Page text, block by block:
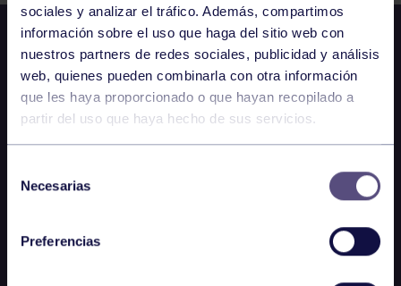
sociales y analizar el tráfico. Además, compartimos
información sobre el uso que haga del sitio web con
nuestros partners de redes sociales, publicidad y análisis
web, quienes pueden combinarla con otra información
que les haya proporcionado o que hayan recopilado a
partir del uso que haya hecho de sus servicios.
Necesarias
Preferencias